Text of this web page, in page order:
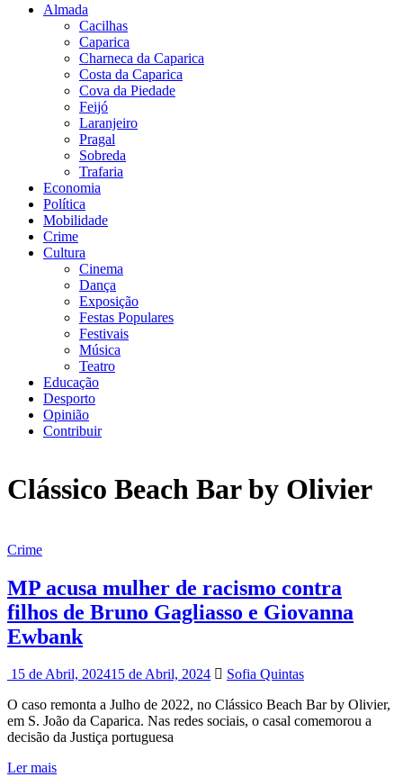
Almada
Cacilhas
Caparica
Charneca da Caparica
Costa da Caparica
Cova da Piedade
Feijó
Laranjeiro
Pragal
Sobreda
Trafaria
Economia
Política
Mobilidade
Crime
Cultura
Cinema
Dança
Exposição
Festas Populares
Festivais
Música
Teatro
Educação
Desporto
Opinião
Contribuir
Clássico Beach Bar by Olivier
Crime
MP acusa mulher de racismo contra
filhos de Bruno Gagliasso e Giovanna
Ewbank
15 de Abril, 202415 de Abril, 2024
Sofia Quintas
O caso remonta a Julho de 2022, no Clássico Beach Bar by Olivier,
em S. João da Caparica. Nas redes sociais, o casal comemorou a
decisão da Justiça portuguesa
Ler mais